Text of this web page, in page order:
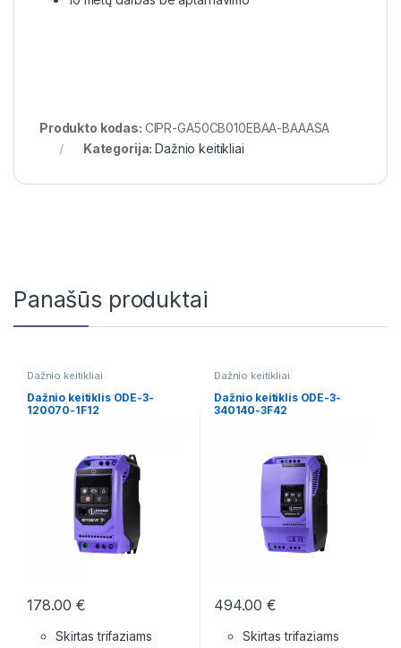
Produkto kodas: CIPR-GA50CB010EBAA-BAAASA
Kategorija:Dažnio keitikliai
Panašūs produktai
Dažnio keitikliai
Dažnio keitiklis ODE-3-
120070-1F12
178.00€
Skirtas trifaziams
Dažnio keitikliai
Dažnio keitiklis ODE-3-
340140-3F42
494.00€
Skirtas trifaziams